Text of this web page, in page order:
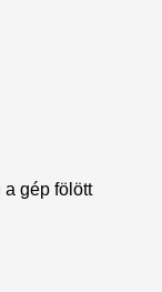
a gép fölött